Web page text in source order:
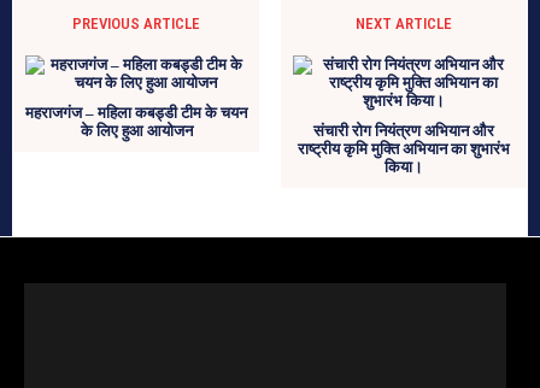
PREVIOUS ARTICLE
महराजगंज – महिला कबड्डी टीम के चयन
के लिए हुआ आयोजन
NEXT ARTICLE
संचारी रोग नियंत्रण अभियान और
राष्ट्रीय कृमि मुक्ति अभियान का शुभारंभ
किया।